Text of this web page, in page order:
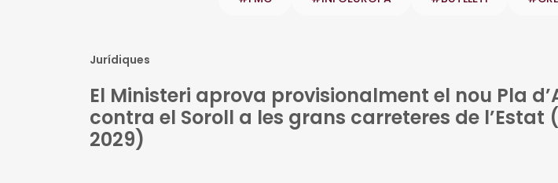
Jurídiques
El Ministeri aprova provisionalment el nou Pla
contra el Soroll a les grans carreteres de l’Estat
2029)